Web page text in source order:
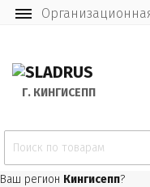
Г. КИНГИСЕПП
Ваш регион Кингисепп?